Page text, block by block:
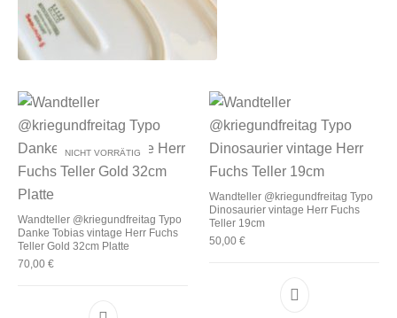
NICHT VORRÄTIG
Wandteller @kriegundfreitag Typo
Danke Tobias vintage Herr Fuchs
Teller Gold 32cm Platte
70,00 €
Wandteller @kriegundfreitag Typo
Dinosaurier vintage Herr Fuchs
Teller 19cm
50,00 €
Dieses Produkt